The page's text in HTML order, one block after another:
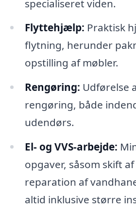
specialiseret viden.
Flyttehjælp: Praktisk
flytning, herunder
opstilling af møbler.
Rengøring: Udførelse
rengøring, både
udendørs.
El- og VVS-arbejde:
opgaver, såsom skift
reparation af
altid inklusive større